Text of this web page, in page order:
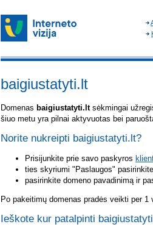
baigiustatyti.lt
Domenas baigiustatyti.ltsėkmingai
šiuo metu yra pilnai aktyvuotas bei
Norite nukreipti baigiustatyti.lt?
Prisijunkite prie savo paskyros
ties skyriumi "Paslaugos"
pasirinkite domeno pavadinimą ir
Po pakeitimų domenas pradės veikti per 1
Ieškote kur patalpinti